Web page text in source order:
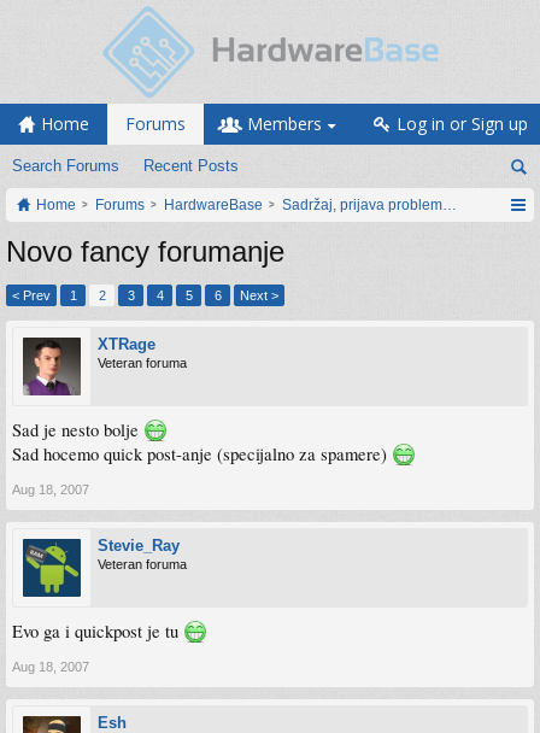
Home Forums
Search Forums Recent Posts
Members Log in or Sign up
Home Forums HardwareBase Sadržaj, prijava problema i prijedlozi
Novo fancy forumanje
< Prev 1 2 3 4 5 6 Next >
XTRage
Veteran foruma
Sad je nesto bolje
Sad hocemo quick post-anje (specijalno za spamere)
Aug 18, 2007
Stevie_Ray
Veteran foruma
Evo ga i quickpost je tu
Aug 18, 2007
Esh